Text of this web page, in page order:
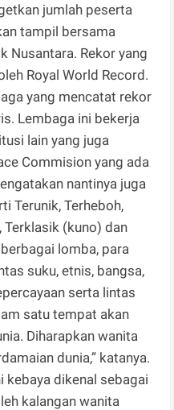
jumlah peserta
tampil bersama
Nusantara. Rekor yang
Royal World Record.
yang mencatat rekor
Lembaga ini bekerja
lain yang juga
Commision yang ada
nantinya juga
Terunik, Terheboh,
Terklasik (kuno) dan
lomba, para
suku, etnis, bangsa,
serta lintas
satu tempat akan
Diharapkan wanita
dunia,” katanya.
kebaya dikenal sebagai
kalangan wanita